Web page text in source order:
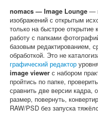
nomacs — Image Lounge —
изображений с открытым
только на быстрое открытие
работу с папками
базовым редактированием,
обработкой. Это не
графический редактор
image viewer с набором
пройтись по папке,
сравнить две версии кадра,
размер, повернуть,
RAW/PSD без запуска